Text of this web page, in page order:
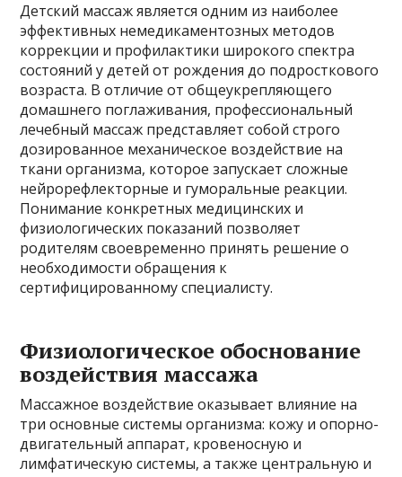
Детский массаж является одним из наиболее
эффективных немедикаментозных методов
коррекции и профилактики широкого спектра
состояний у детей от рождения до подросткового
возраста. В отличие от общеукрепляющего
домашнего поглаживания, профессиональный
лечебный массаж представляет собой строго
дозированное механическое воздействие на
ткани организма, которое запускает сложные
нейрорефлекторные и гуморальные реакции.
Понимание конкретных медицинских и
физиологических показаний позволяет
родителям своевременно принять решение о
необходимости обращения к
сертифицированному специалисту.
Физиологическое обоснование
воздействия массажа
Массажное воздействие оказывает влияние на
три основные системы организма: кожу и опорно-
двигательный аппарат, кровеносную и
лимфатическую системы, а также центральную и